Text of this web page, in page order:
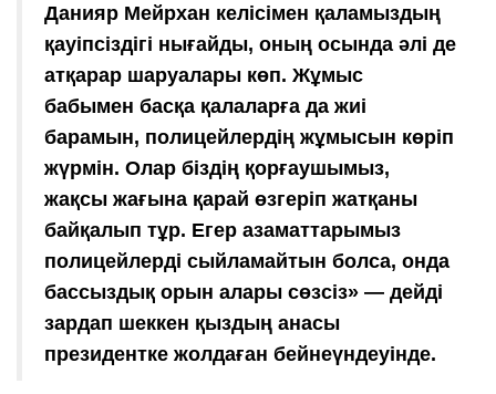
Данияр Мейрхан келісімен қаламыздың
қауіпсіздігі нығайды, оның осында әлі де
атқарар шаруалары көп. Жұмыс
бабымен басқа қалаларға да жиі
барамын, полицейлердің жұмысын көріп
жүрмін. Олар біздің қорғаушымыз,
жақсы жағына қарай өзгеріп жатқаны
байқалып тұр. Егер азаматтарымыз
полицейлерді сыйламайтын болса, онда
бассыздық орын алары сөзсіз» — дейді
зардап шеккен қыздың анасы
президентке жолдаған бейнеүндеуінде.